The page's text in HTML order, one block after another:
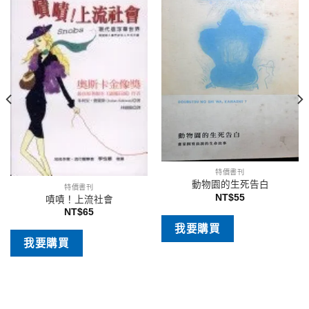
特價書刊
嘖嘖！上流社會
NT$65
我要購買
特價書刊
動物園的生死告白
NT$55
我要購買